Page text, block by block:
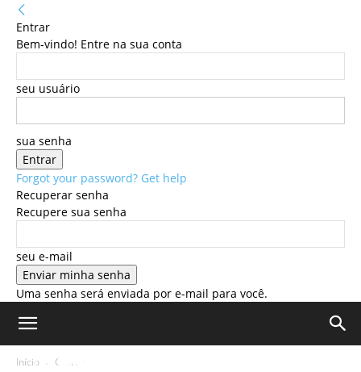
Entrar
Bem-vindo! Entre na sua conta
seu usuário
sua senha
Forgot your password? Get help
Recuperar senha
Recupere sua senha
seu e-mail
Uma senha será enviada por e-mail para você.
Início Carros